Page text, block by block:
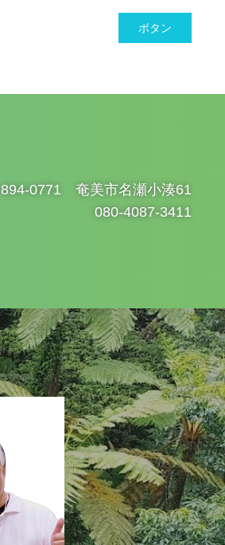
ボタン
894-0771 奄美市名瀬小湊61
080-4087-3411